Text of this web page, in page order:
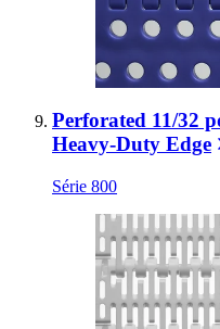
Perforated 11/32
Heavy-Duty Edge
Série 800